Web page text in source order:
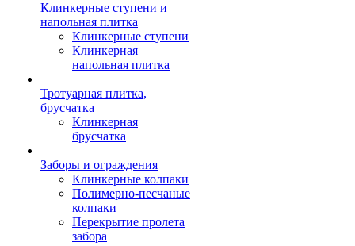
Клинкерные ступени и
напольная плитка
Клинкерные ступени
Клинкерная
напольная плитка
Тротуарная плитка,
брусчатка
Клинкерная
брусчатка
Заборы и ограждения
Клинкерные колпаки
Полимерно-песчаные
колпаки
Перекрытие пролета
забора